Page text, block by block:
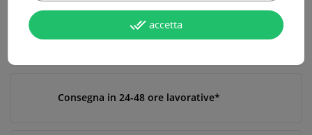
Paga online, alla consegna o in comode rate
Consegna in 24-48 ore lavorative*
done_all accetta